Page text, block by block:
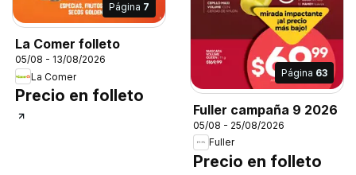
Página 7
La Comer folleto
05/08 - 13/08/2026
La Comer
Precio en folleto
Página 63
Fuller campaña 9 2026
05/08 - 25/08/2026
Fuller
Precio en folleto